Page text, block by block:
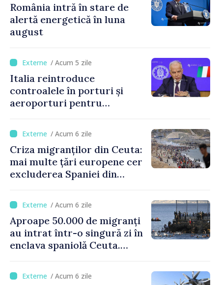
România intră în stare de
alertă energetică în luna
august
/ Acum 5 zile
Italia reintroduce
controalele în porturi și
aeroporturi pentru
crizei migranților din Ceuta
/ Acum 6 zile
Criza migranților din Ceuta:
mai multe țări europene cer
excluderea Spaniei din
/ Acum 6 zile
Aproape 50.000 de migranți
au intrat într-o singură zi în
enclava spaniolă Ceuta.
Schengen cu Spania
/ Acum 6 zile